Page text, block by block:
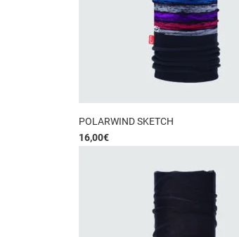
POLARWIND SKETCH
16,00€